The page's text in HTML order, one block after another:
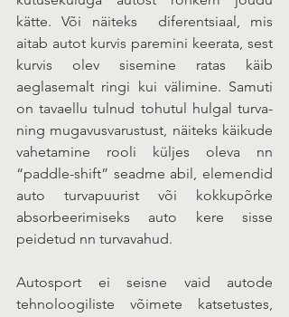
kätte. Või näiteks  diferentsiaal, mis
aitab autot kurvis paremini keerata, sest
kurvis olev sisemine ratas käib
aeglasemalt ringi kui välimine. Samuti
on tavaellu tulnud tohutul hulgal turva-
ning mugavusvarustust, näiteks käikude
vahetamine rooli küljes oleva nn
“paddle-shift” seadme abil, elemendid
auto turvapuurist või kokkupõrke
absorbeerimiseks auto kere sisse
peidetud nn turvavahud.
Autosport ei seisne vaid autode
tehnoloogiliste võimete katsetustes,